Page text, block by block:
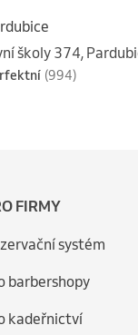
školy 374,
(994)
FIRMY
systém
barbershopy
kadeřnictví